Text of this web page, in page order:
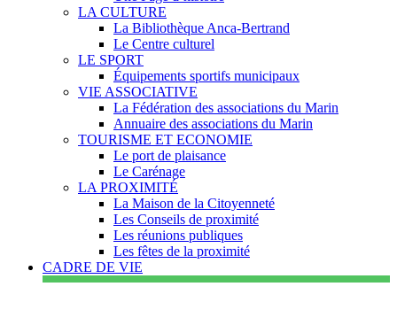
LA CULTURE
La Bibliothèque Anca-Bertrand
Le Centre culturel
LE SPORT
Équipements sportifs municipaux
VIE ASSOCIATIVE
La Fédération des associations du Marin
Annuaire des associations du Marin
TOURISME ET ECONOMIE
Le port de plaisance
Le Carénage
LA PROXIMITÉ
La Maison de la Citoyenneté
Les Conseils de proximité
Les réunions publiques
Les fêtes de la proximité
CADRE DE VIE